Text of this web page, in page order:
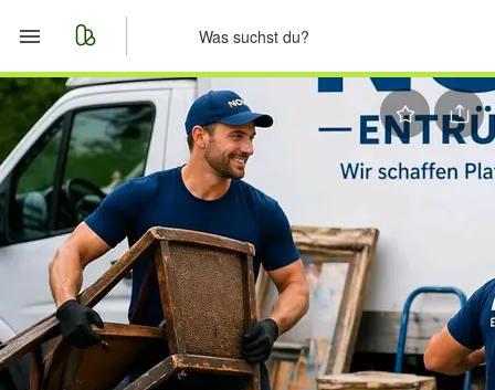
Start
Merkliste
Nachrichten
Anzeige aufgeben